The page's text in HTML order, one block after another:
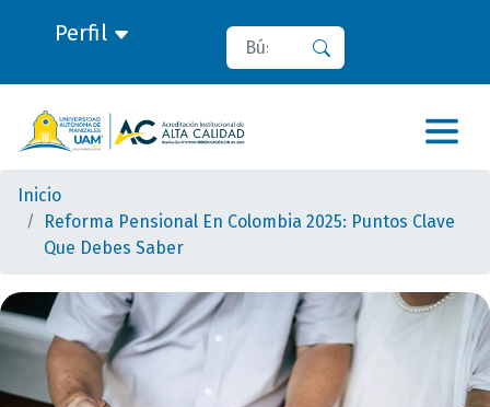
Perfil Buscar
Inicio
Reforma Pensional En Colombia 2025: Puntos Clave
Que Debes Saber